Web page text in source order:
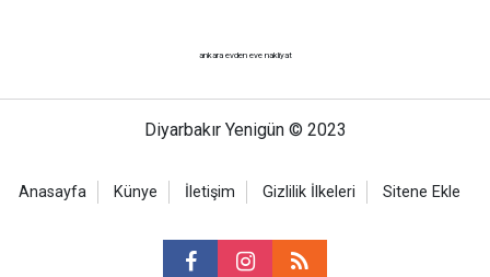
ankara evden eve nakliyat
Diyarbakır Yenigün © 2023
Anasayfa Künye İletişim Gizlilik İlkeleri Sitene Ekle